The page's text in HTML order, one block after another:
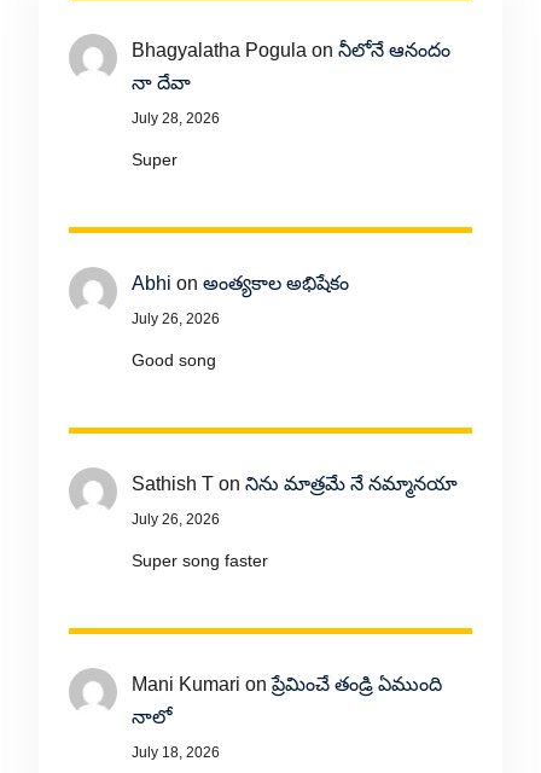
Bhagyalatha Pogula on నీలోనే ఆనందం
నా దేవా
July 28, 2026
Super
Abhi on అంత్యకాల అభిషేకం
July 26, 2026
Good song
Sathish Ton నిను మాత్రమే నే నమ్మానయా
July 26, 2026
Super song faster
Mani Kumari onప్రేమించే తండ్రి ఏముంది
నాలో
July 18, 2026